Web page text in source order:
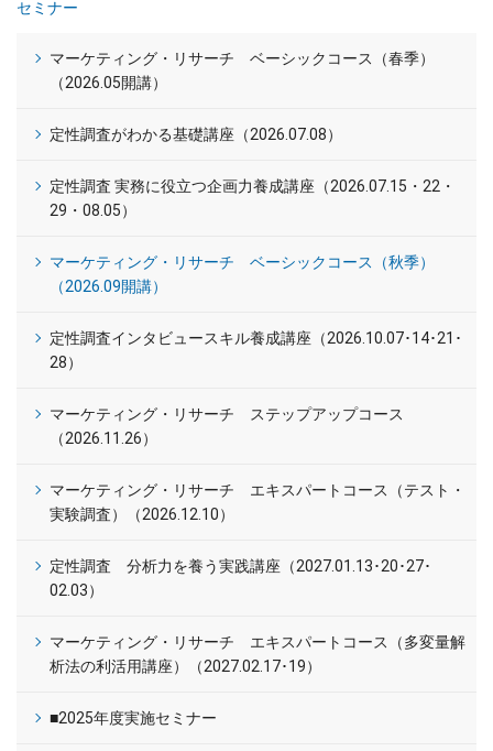
セミナー
マーケティング・リサーチ ベーシックコース（春季）
（2026.05開講）
定性調査がわかる基礎講座（2026.07.08）
定性調査 実務に役立つ企画力養成講座（2026.07.15・22・
29・08.05）
マーケティング・リサーチ ベーシックコース（秋季）
（2026.09開講）
定性調査インタビュースキル養成講座（2026.10.07･14･21･
28）
マーケティング・リサーチ ステップアップコース
（2026.11.26）
マーケティング・リサーチ エキスパートコース（テスト・
実験調査）（2026.12.10）
定性調査 分析力を養う実践講座（2027.01.13･20･27･
02.03）
マーケティング・リサーチ エキスパートコース（多変量解
析法の利活用講座）（2027.02.17･19）
■2025年度実施セミナー